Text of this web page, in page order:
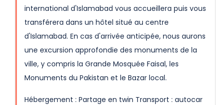
international d'Islamabad vous accueillera puis vous
transférera dans un hôtel situé au centre
d'Islamabad. En cas d'arrivée anticipée, nous aurons
une excursion approfondie des monuments de la
ville, y compris la Grande Mosquée Faisal, les
Monuments du Pakistan et le Bazar local.
Hébergement : Partage en twin Transport : autocar